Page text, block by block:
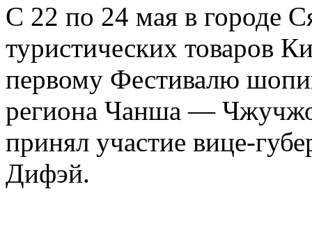
С 22 по 24 мая в городе
туристических товаров
первому Фестивалю
региона Чанша —
принял участие вице-
Дифэй.